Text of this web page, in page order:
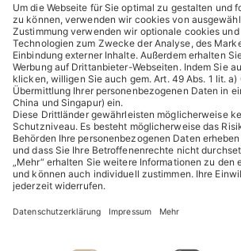
ENTDECKEN
HUGO BOSS Corporate